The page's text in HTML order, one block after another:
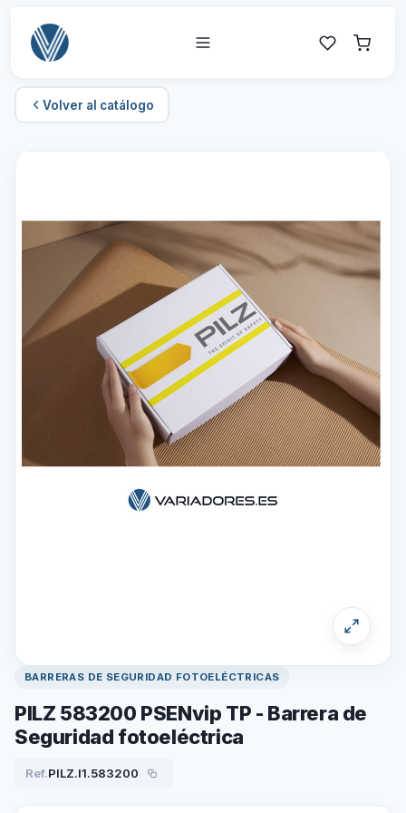
Volver al catálogo
BARRERAS DE SEGURIDAD FOTOELÉCTRICAS
PILZ 583200 PSENvip TP - Barrera de
Seguridad fotoeléctrica
Ref.PILZ.I1.583200